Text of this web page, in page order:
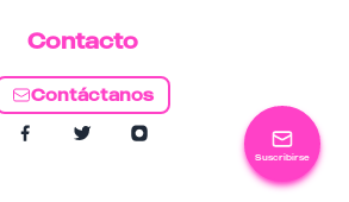
Suscribirse
Contacto
Contáctanos